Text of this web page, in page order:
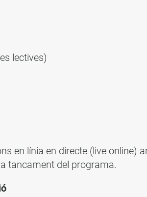
lectives)
en línia en directe (live online)
tancament del programa.